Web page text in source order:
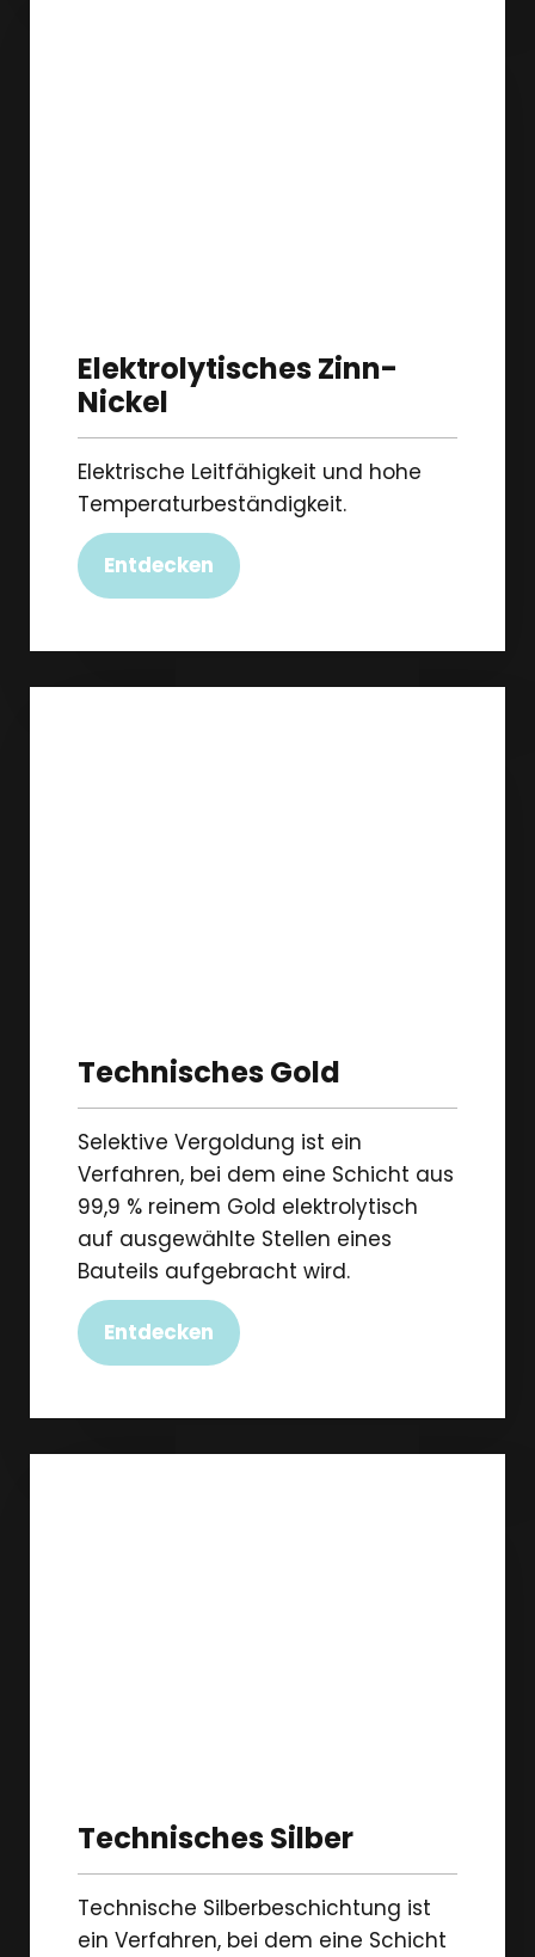
Elektrolytisches Zinn-
Nickel
Elektrische Leitfähigkeit und hohe
Temperaturbeständigkeit.
Entdecken
Technisches Gold
Selektive Vergoldung ist ein
Verfahren, bei dem eine Schicht aus
99,9 % reinem Gold elektrolytisch
auf ausgewählte Stellen eines
Bauteils aufgebracht wird.
Entdecken
Technisches Silber
Technische Silberbeschichtung ist
ein Verfahren, bei dem eine Schicht